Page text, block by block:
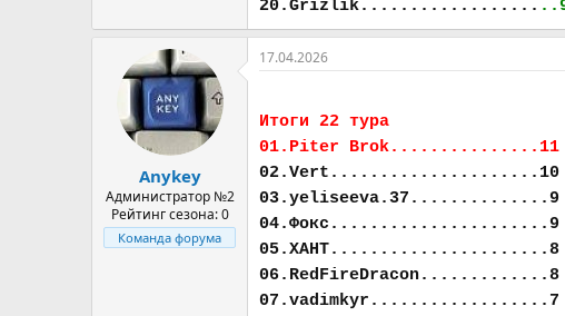
20.Grizlik..................
Anykey
Администратор №2
Рейтинг сезона: 0
Команда форума
17.04.2026
Итоги 22 тура
01.Piter Brok...............11
02.Vert.....................10
03.yeliseeva.37..............9
04.Фокс......................9
05.ХАНТ......................8
06.RedFireDracon.............8
07.vadimkyr..................7